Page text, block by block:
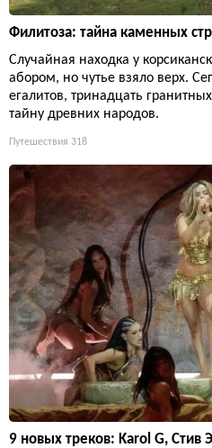
Филитоза: тайна каменных
Случайная находка у
абором, но чутье взяло верх.
егалитов, тринадцать
тайну древних народов.
Путешествия 318
9 новых треков: Karol G, Стив